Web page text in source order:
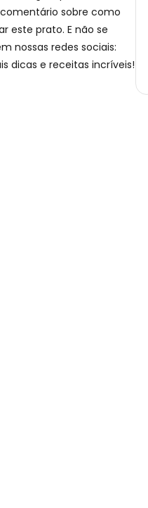
sobre como
este prato. E não se
nossas redes sociais:
dicas e receitas incríveis!